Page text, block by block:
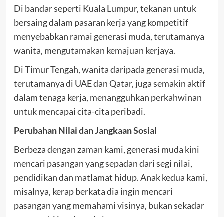
Di bandar seperti Kuala Lumpur, tekanan untuk
bersaing dalam pasaran kerja yang kompetitif
menyebabkan ramai generasi muda, terutamanya
wanita, mengutamakan kemajuan kerjaya.
Di Timur Tengah, wanita daripada generasi muda,
terutamanya di UAE dan Qatar, juga semakin aktif
dalam tenaga kerja, menangguhkan perkahwinan
untuk mencapai cita-cita peribadi.
Perubahan Nilai dan Jangkaan Sosial
Berbeza dengan zaman kami, generasi muda kini
mencari pasangan yang sepadan dari segi nilai,
pendidikan dan matlamat hidup. Anak kedua kami,
misalnya, kerap berkata dia ingin mencari
pasangan yang memahami visinya, bukan sekadar